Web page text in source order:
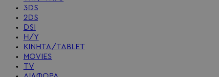
3DS
2DS
DSI
Η/Υ
ΚΙΝΗΤΑ/TABLET
MOVIES
TV